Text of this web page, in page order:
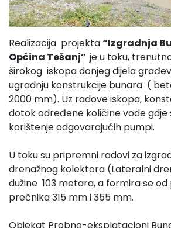
Realizacija projekta“Izgradnja
Općina Tešanj” je u toku,
širokog iskopa donjeg dijela
ugradnju konstrukcije bunara (
2000 mm). Uz radove iskopa,
dotok određene količine vode gdje
korištenje odgovarajućih pumpi.
U toku su pripremni radovi za
drenažnog kolektora (Lateralni
dužine 103 metara, a formira se
prečnika 315 mm i 355 mm.